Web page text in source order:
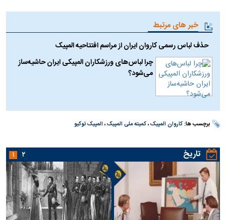
خبر های مرتبط
حذف لباس رسمی کاروان ایران از مراسم افتتاحیه المپیک
چرا لباس‌های ورزشکاران المپیکی ایران حاشیه‌ساز
می‌شود؟
برچسب ها:کاروان المپیک،کمیته ملی المپیک، المپیک توکیو
تاریخ ۱ ۲